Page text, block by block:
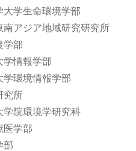
学生命環境学部
アジア地域研究研究所
学部
学情報学部
学環境情報学部
究所
学院環境学研究科
医学部
部